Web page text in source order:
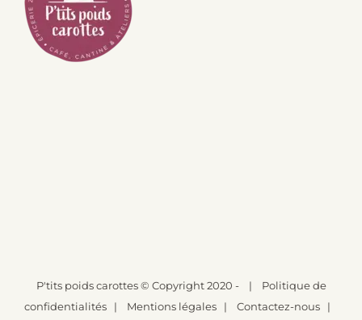
P'tits poids carottes© Copyright 2020 - | Politique de
confidentialités | Mentions légales | Contactez-nous |